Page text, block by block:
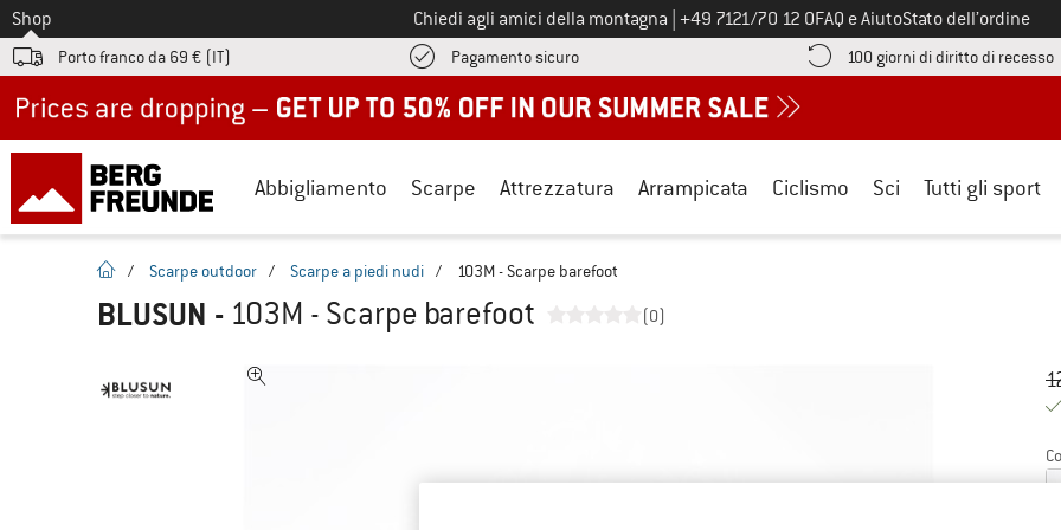
Allo
Shop Chiedi agli amici della montagna Chiamaci al numero
+49 7121/70 12 0FAQ e AiutoStato dell’ordine
Porto franco da 69 € (IT) Pagamento sicuroQui trovi le informazioni di pagamento! Si apre in una casella
100 giorni di diritto di recesso
Abbigliamento Scarpe Attrezzatura Arrampicata Ciclismo Sci Tutti gli sport
pagina iniziale
/ Scarpe outdoor / Scarpe a piedi nudi / 103M - Scarpe barefoot
BLUSUN - 103M - Scarpe barefoot (0)